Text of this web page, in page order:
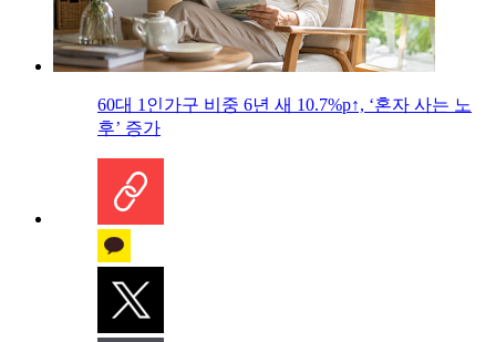
60대 1인가구 비중 6년 새 10.7%p↑, ‘혼자 사는 노
후’ 증가